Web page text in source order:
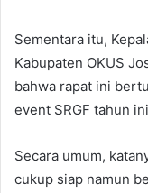
Sementara itu,
Kabupaten OKUS
bahwa rapat ini
event SRGF tahun
Secara umum,
cukup siap namun